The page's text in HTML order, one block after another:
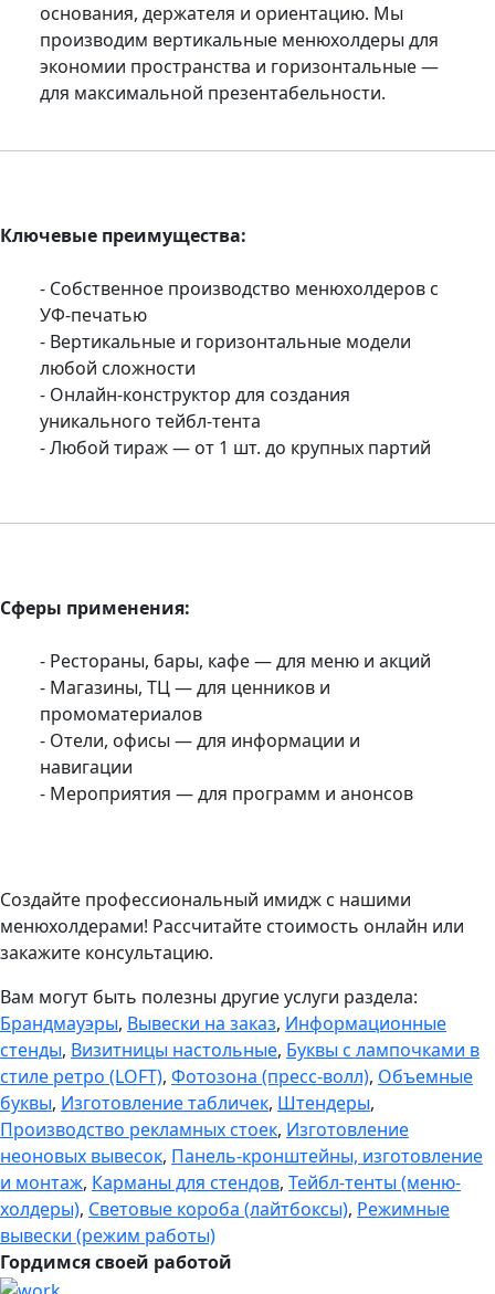
основания, держателя и ориентацию. Мы
производим вертикальные менюхолдеры для
экономии пространства и горизонтальные —
для максимальной презентабельности.
Ключевые преимущества:
- Собственное производство менюхолдеров с
УФ-печатью
- Вертикальные и горизонтальные модели
любой сложности
- Онлайн-конструктор для создания
уникального тейбл-тента
- Любой тираж — от 1 шт. до крупных партий
Сферы применения:
- Рестораны, бары, кафе — для меню и акций
- Магазины, ТЦ — для ценников и
промоматериалов
- Отели, офисы — для информации и
навигации
- Мероприятия — для программ и анонсов
Создайте профессиональный имидж с нашими
менюхолдерами! Рассчитайте стоимость онлайн или
закажите консультацию.
Вам могут быть полезны другие услуги раздела:
Брандмауэры, Вывески на заказ, Информационные
стенды, Визитницы настольные, Буквы с лампочками в
стиле ретро (LOFT), Фотозона (пресс-волл), Объемные
буквы, Изготовление табличек, Штендеры,
Производство рекламных стоек, Изготовление
неоновых вывесок, Панель-кронштейны, изготовление
и монтаж, Карманы для стендов, Тейбл-тенты (меню-
холдеры), Световые короба (лайтбоксы), Режимные
вывески (режим работы)
Гордимся своей работой